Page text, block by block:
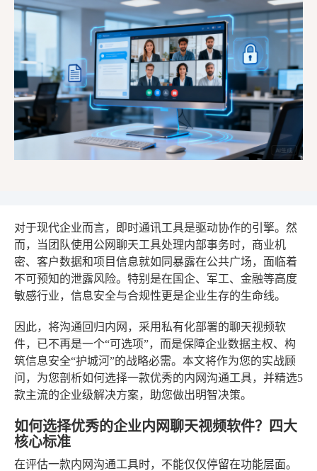
对于现代企业而言，即时通讯工具是驱动协作的引擎。然
而，当团队使用公网聊天工具处理内部事务时，商业机
密、客户数据和项目信息就如同暴露在公共广场，面临着
不可预知的泄露风险。特别是在国企、军工、金融等高度
敏感行业，信息安全与合规性更是企业生存的生命线。
因此，将沟通回归内网，采用私有化部署的聊天视频软
件，已不再是一个“可选项”，而是保障企业数据主权、构
筑信息安全“护城河”的战略必需。本文将作为您的实战顾
问，为您剖析如何选择一款优秀的内网沟通工具，并精选5
款主流的企业级解决方案，助您做出明智决策。
如何选择优秀的企业内网聊天视频软件？四大
核心标准
在评估一款内网沟通工具时，不能仅仅停留在功能层面。